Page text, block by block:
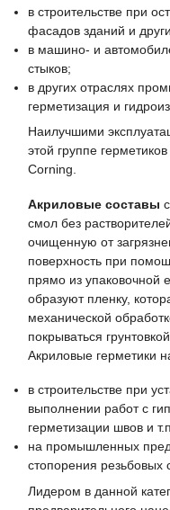
в строительстве при
фасадов зданий и
в машино- и
стыков;
в других отраслях
герметизация и
Наилучшими
этой группе
Corning.
Акриловые составы
смол без
очищенную от
поверхность при
прямо из упаковочной
образуют пленку,
механической
покрываться
Акриловые герметики
в строительстве при
выполнении работ с
герметизации швов и
на промышленных
стопорения резьбовых
Лидером в данной